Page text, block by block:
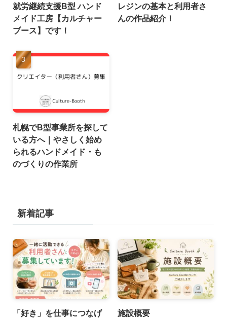
就労継続支援B型 ハンド
メイド工房【カルチャー
ブース】です！
レジンの基本と利用者さ
んの作品紹介！
札幌でB型事業所を探して
いる方へ｜やさしく始め
られるハンドメイド・も
のづくりの作業所
新着記事
「好き」を仕事につなげ
施設概要